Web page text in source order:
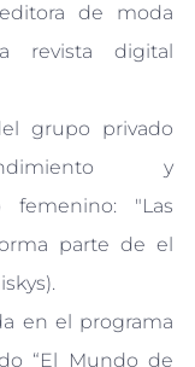
de moda
revista digital
grupo privado
y
femenino: "Las
parte de el
en el programa
“El Mundo de